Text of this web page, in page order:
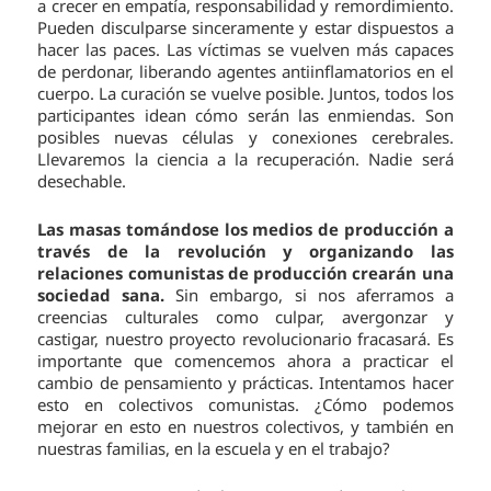
a crecer en empatía, responsabilidad y remordimiento.
Pueden disculparse sinceramente y estar dispuestos a
hacer las paces. Las víctimas se vuelven más capaces
de perdonar, liberando agentes antiinflamatorios en el
cuerpo. La curación se vuelve posible. Juntos, todos los
participantes idean cómo serán las enmiendas. Son
posibles nuevas células y conexiones cerebrales.
Llevaremos la ciencia a la recuperación. Nadie será
desechable.
Las masas tomándose los medios de producción a
través de la revolución y organizando las
relaciones comunistas de producción crearán una
sociedad sana. Sin embargo, si nos aferramos a
creencias culturales como culpar, avergonzar y
castigar, nuestro proyecto revolucionario fracasará. Es
importante que comencemos ahora a practicar el
cambio de pensamiento y prácticas. Intentamos hacer
esto en colectivos comunistas. ¿Cómo podemos
mejorar en esto en nuestros colectivos, y también en
nuestras familias, en la escuela y en el trabajo?